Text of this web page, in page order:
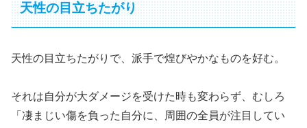
天性の目立ちたがり
天性の目立ちたがりで、派手で煌びやかなものを好む。
それは自分が大ダメージを受けた時も変わらず、むしろ
「凄まじい傷を負った自分に、周囲の全員が注目してい